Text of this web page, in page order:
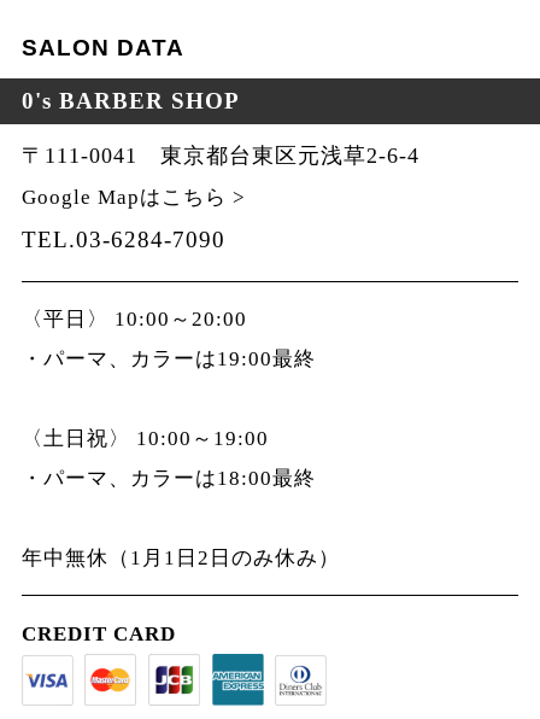
SALON DATA
0's BARBER SHOP
〒111-0041 東京都台東区元浅草2-6-4
Google Mapはこちら >
TEL.03-6284-7090
〈平日〉 10:00～20:00
・パーマ、カラーは19:00最終
〈土日祝〉 10:00～19:00
・パーマ、カラーは18:00最終
年中無休（1月1日2日のみ休み）
CREDIT CARD